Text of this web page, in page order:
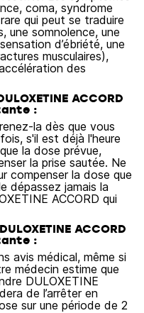
coma, syndrome
qui peut se traduire
une somnolence, une
d’ébriété, une
musculaires),
des
ACCORD
:
la dès que vous
s'il est déjà l'heure
la dose prévue,
la prise sautée. Ne
compenser la dose que
dépassez jamais la
ACCORD qui
ACCORD
:
avis médical, même si
médecin estime que
DULOXETINE
de l’arrêter en
sur une période de 2